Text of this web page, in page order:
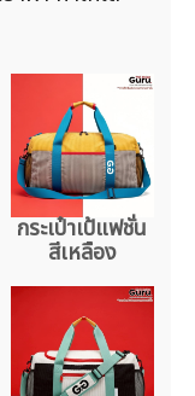
กระเป๋าเป้แฟชั่น
สีเหลือง